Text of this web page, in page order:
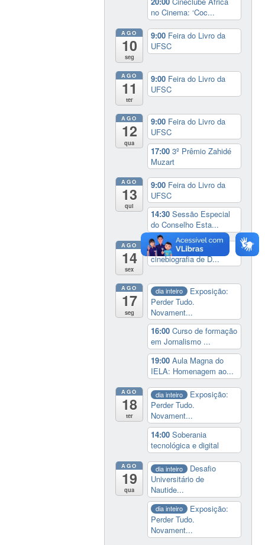
no Cinema: ‘Coc...
AGO
10
seg
9:00 Feira do Livro da
UFSC
AGO
11
ter
9:00 Feira do Livro da
UFSC
AGO
12
qua
9:00 Feira do Livro da
UFSC
17:003º Prêmio Zahidé
Muzart
AGO
13
qui
9:00 Feira do Livro da
UFSC
14:30Sessão Especial
do Conselho Esta...
AGO
14
sex
14:00 Lançamento da
cinebiografia de D...
AGO
17
seg
dia inteiro
Exposição:
Perder Tudo.
Novament...
16:00Curso de formação
em Jornalismo ...
19:00Aula Magna do
IELA: Homenagem ao...
AGO
18
ter
dia inteiro
Exposição:
Perder Tudo.
Novament...
14:00Soberania
tecnológica e digital
AGO
19
qua
dia inteiro
Desafio
Universitário de
Nautide...
dia inteiro
Exposição:
Perder Tudo.
Novament...